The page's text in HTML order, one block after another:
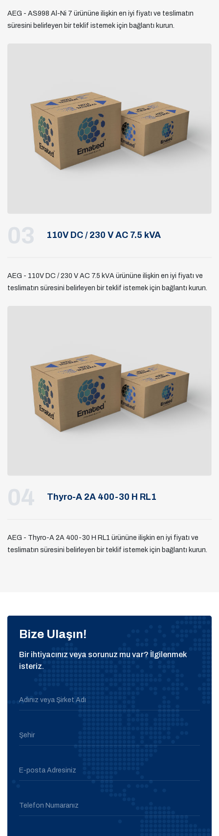
AEG - AS998 Al-Ni 7 ürününe ilişkin en iyi fiyatı ve teslimatın
süresini belirleyen bir teklif istemek için bağlantı kurun.
03 110V DC / 230 V AC 7.5 kVA
AEG - 110V DC / 230 V AC 7.5 kVA ürününe ilişkin en iyi fiyatı ve
teslimatın süresini belirleyen bir teklif istemek için bağlantı kurun.
04 Thyro-A 2A 400-30 H RL1
AEG - Thyro-A 2A 400-30 H RL1 ürününe ilişkin en iyi fiyatı ve
teslimatın süresini belirleyen bir teklif istemek için bağlantı kurun.
Bize Ulaşın!
Bir ihtiyacınız veya sorunuz mu var? İlgilenmek
isteriz.
Adınız veya Şirket Adı
Şehir
E-posta Adresiniz
Telefon Numaranız